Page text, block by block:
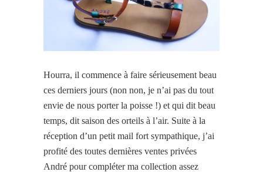
Hourra, il commence à faire sérieusement beau
ces derniers jours (non non, je n’ai pas du tout
envie de nous porter la poisse !) et qui dit beau
temps, dit saison des orteils à l’air. Suite à la
réception d’un petit mail fort sympathique, j’ai
profité des toutes dernières ventes privées
André pour compléter ma collection assez